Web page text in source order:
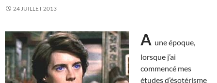
24 JUILLET 2013
A une époque,
lorsque j’ai
commencé mes
études d’ésotérisme